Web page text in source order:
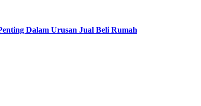
Dalam Urusan Jual Beli Rumah